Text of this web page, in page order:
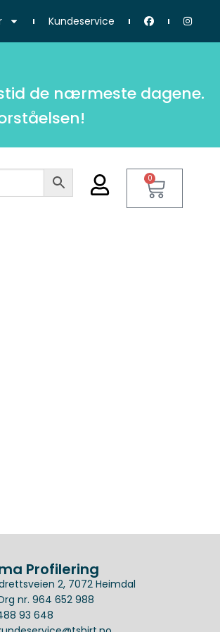
Kundeservice
de nærmeste dagene.
0
Profilering
2, 7072 Heimdal
nr. 964 652 988
93 648